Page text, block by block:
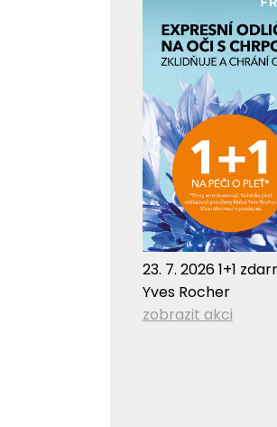
23. 7. 2026 1+1
Yves Rocher
zobrazit akci